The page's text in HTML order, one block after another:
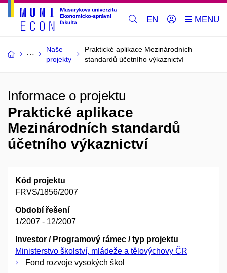
EN
Naše
projekty
Praktické aplikace Mezinárodních
standardů účetního výkaznictví
Informace o projektu
Praktické aplikace
Mezinárodních standardů
účetního výkaznictví
Kód projektu
FRVS/1856/2007
Období řešení
1/2007 - 12/2007
Investor / Programový rámec / typ projektu
Ministerstvo školství, mládeže a tělovýchovy ČR
Fond rozvoje vysokých škol